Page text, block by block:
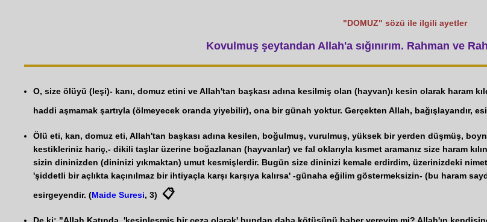
"DOMUZ" sözü ile ilgili ayetler
Kovulmuş şeytandan Allah'a sığınırım. Rahman ve
O, size ölüyü (leşi)- kanı, domuz etini ve Allah'tan başkası adına kesilmiş olan (hayvan)ı kesin olarak haram
haddi aşmamak şartıyla (ölmeyecek oranda yiyebilir), ona bir günah yoktur. Gerçekten Allah, bağışlayandır,
Ölü eti, kan, domuz eti, Allah'tan başkası adına kesilen, boğulmuş, vurulmuş, yüksek bir yerden düşmüş,
kestikleriniz hariç,- dikili taşlar üzerine boğazlanan (hayvanlar) ve fal oklarıyla kısmet aramanız size haram
sizin dininizden (dininizi yıkmaktan) umut kesmişlerdir. Bugün size dininizi kemale erdirdim, üzerinizdeki
'şiddetli bir açlıkta kaçınılmaz bir ihtiyaçla karşı karşıya kalırsa' -günaha eğilim göstermeksizin- (bu haram
esirgeyendir. (Maide Suresi, 3) 📋